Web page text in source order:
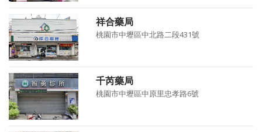
祥合藥局
桃園市中壢區中北路二段431號
千芮藥局
桃園市中壢區中原里忠孝路6號